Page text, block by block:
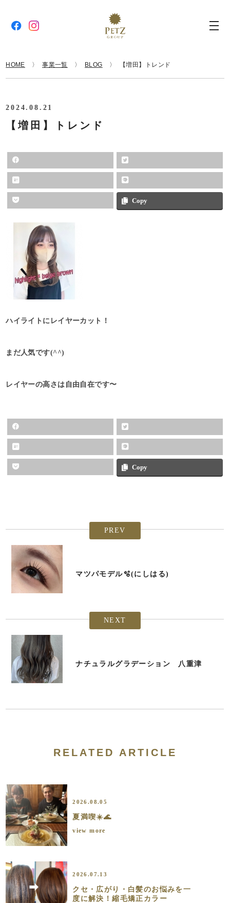
HOME 事業一覧 BLOG 【増田】トレンド
2024.08.21
【増田】トレンド
Copy
ハイライトにレイヤーカット！
まだ人気です(^^)
レイヤーの高さは自由自在です〜
Copy
PREV
マツパモデル🫧(にしはる)
NEXT
ナチュラルグラデーション 八重津
RELATED ARTICLE
2026.08.05
夏満喫☀️🌊
view more
2026.07.13
クセ・広がり・白髪のお悩みを一
度に解決！縮毛矯正カラー